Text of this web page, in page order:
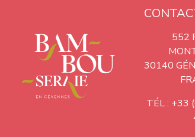
552
30140
TÉL : +33